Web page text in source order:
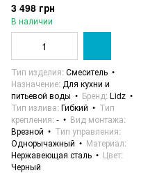
3 498 грн
В наличии
Тип изделия Смеситель
Назначение Для кухни и
питьевой воды
Бренд Lidz
Тип излива Гибкий
Тип
крепления -
Вид монтажа
Врезной
Тип управления
Однорычажный
Материал
Нержавеющая сталь
Цвет
Черный